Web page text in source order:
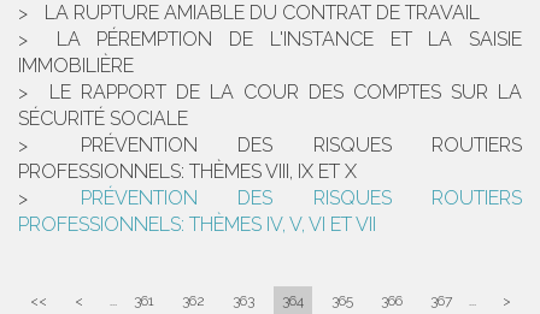
LA RUPTURE AMIABLE DU CONTRAT DE TRAVAIL
LA PÉREMPTION DE L'INSTANCE ET LA SAISIE
IMMOBILIÈRE
LE RAPPORT DE LA COUR DES COMPTES SUR LA
SÉCURITÉ SOCIALE
PRÉVENTION DES RISQUES ROUTIERS
PROFESSIONNELS: THÈMES VIII, IX ET X
PRÉVENTION DES RISQUES ROUTIERS
PROFESSIONNELS: THÈMES IV, V, VI ET VII
<< < ... 361 362 363 364 365 366 367 ... >